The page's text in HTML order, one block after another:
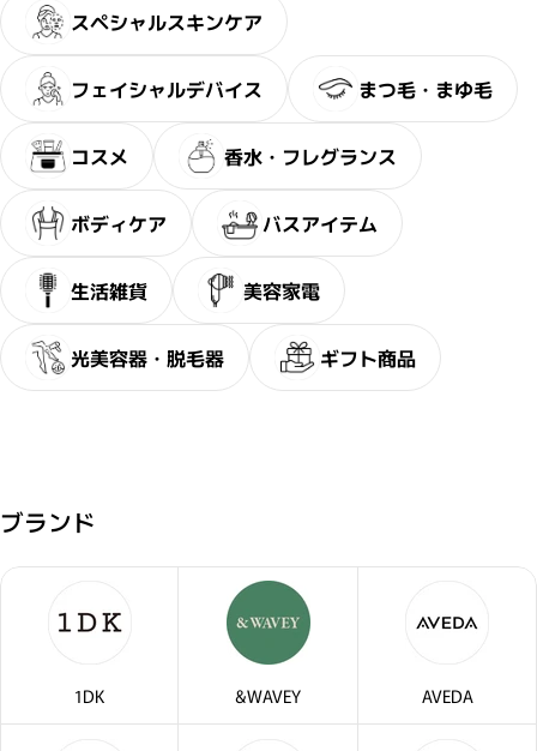
スペシャルスキンケア
フェイシャルデバイス まつ毛・まゆ毛
コスメ 香水・フレグランス
ボディケア バスアイテム
生活雑貨 美容家電
光美容器・脱毛器 ギフト商品
ブランド
1DK &WAVEY AVEDA